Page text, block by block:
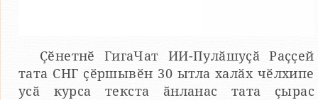
Ҫӗнетнӗ ГигаЧат ИИ-Пулӑшуҫӑ Раҫҫей
тата СНГ ҫӗршывӗн 30 ытла халӑх чӗлхипе
усӑ курса текста ӑнланас тата ҫырас